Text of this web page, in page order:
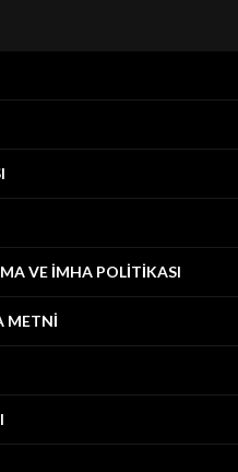
VE İMHA POLİTİKASI
METNİ